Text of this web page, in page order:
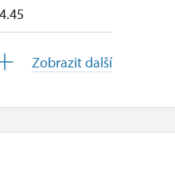
Zobrazit další